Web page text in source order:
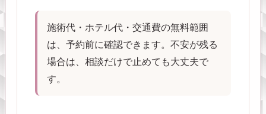
施術代・ホテル代・交通費の無料範囲
は、予約前に確認できます。不安が残る
場合は、相談だけで止めても大丈夫で
す。